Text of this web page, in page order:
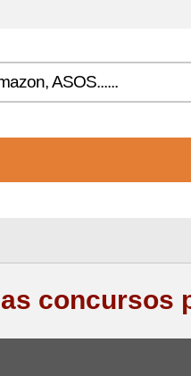
concursos